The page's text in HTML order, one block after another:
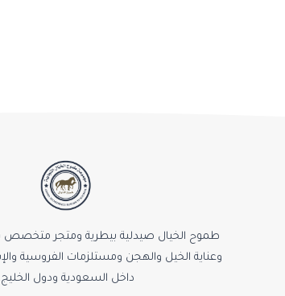
طموح الخيال صيدلية بيطرية ومتجر متخصص
وعناية الخيل والهجن ومستلزمات الفروسية
داخل السعودية ودول الخليج.